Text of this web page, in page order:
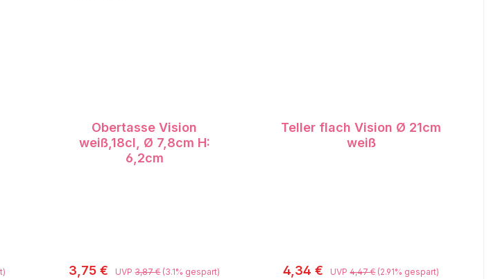
Obertasse Vision
weiß,18cl, Ø 7,8cm H:
6,2cm
3,75 € UVP3,87 € (3.1% gespart)
Teller flach Vision Ø 21cm
weiß
4,34 € UVP4,47 € (2.91% gespart)